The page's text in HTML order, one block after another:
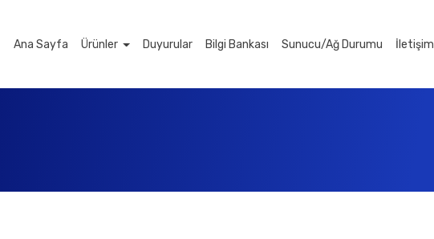
Ana Sayfa Ürünler Duyurular Bilgi Bankası Sunucu/Ağ Durumu İletişim